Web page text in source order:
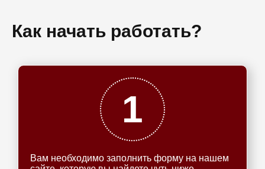
Как начать работать?
1
Вам необходимо заполнить форму на нашем